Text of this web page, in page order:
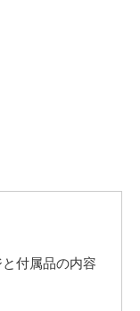
付属品の内容